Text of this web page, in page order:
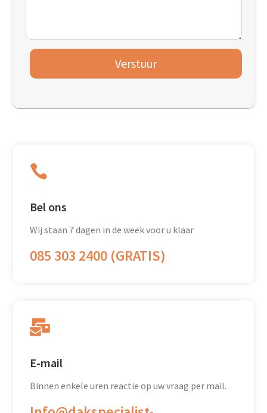
Verstuur

Bel ons
Wij staan 7 dagen in de week voor u klaar
085 303 2400 (GRATIS)

E-mail
Binnen enkele uren reactie op uw vraag per mail.